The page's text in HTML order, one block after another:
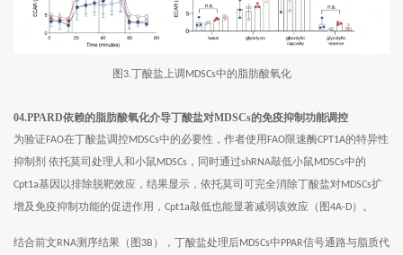
图3.丁酸盐上调 MDSCs中的脂肪酸氧化
04.PPARD依赖的脂肪酸氧化介导丁酸盐对MDSCs的免疫抑制功能调控
为验证FAO在丁酸盐调控MDSCs中的必要性，作者使用 FAO限速酶CPT1A的特异性
抑制剂 依托莫司处理人和小鼠MDSCs ，同时通过shRNA敲低小鼠MDSCs中的
Cpt1a基因以排除脱靶效应，结果显示，依托莫司可完全消除丁酸盐对MDSCs扩
增及免疫抑制功能的促进作用， Cpt1a敲低也能显著减弱该效应（图4A-D）。
结合前文 RNA测序结果（图3B ），丁酸盐处理后MDSCs中 PPAR信号通路与脂质代